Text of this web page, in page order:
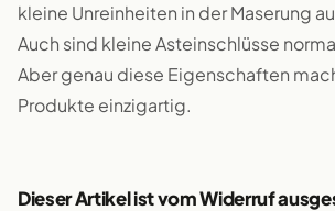
kleine Unreinheiten in der Maserung
Auch sind kleine Asteinschlüsse
Aber genau diese Eigenschaften
Produkte einzigartig.
Dieser Artikel ist vom Widerruf